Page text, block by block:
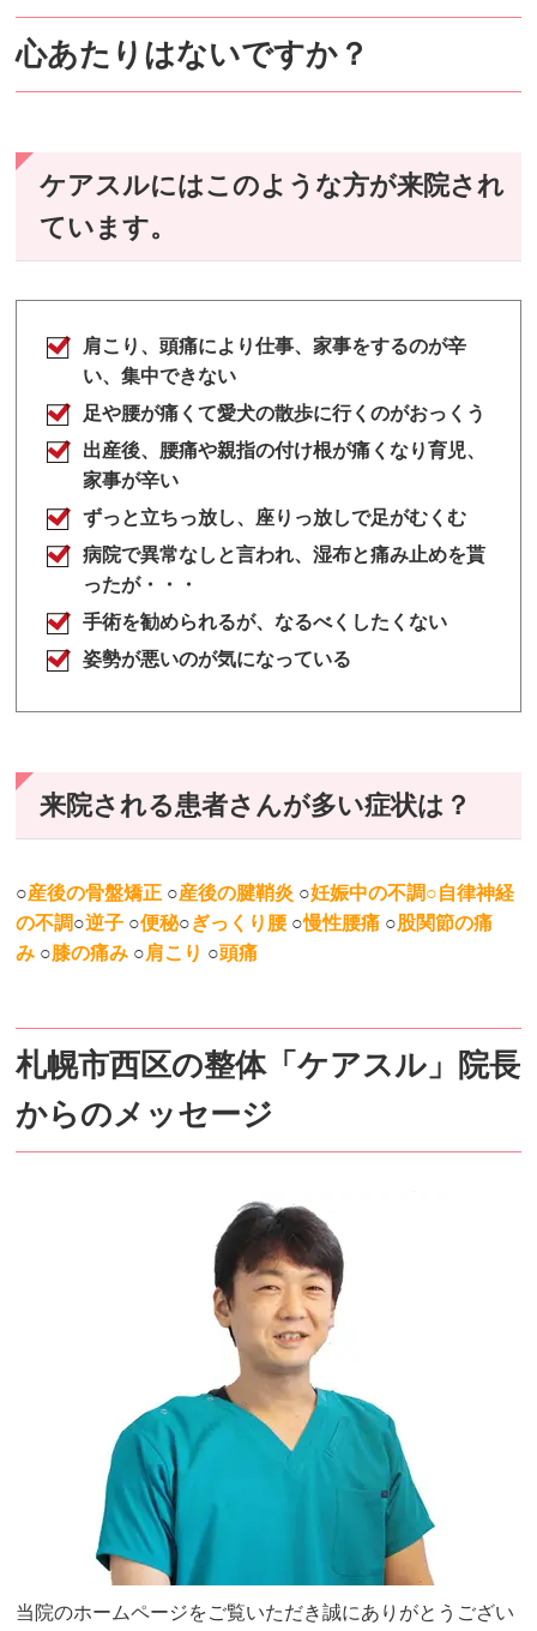
心あたりはないですか？
ケアスルにはこのような方が来院され
ています。
肩こり、頭痛により仕事、家事をするのが辛
い、集中できない
足や腰が痛くて愛犬の散歩に行くのがおっくう
出産後、腰痛や親指の付け根が痛くなり育児、
家事が辛い
ずっと立ちっ放し、座りっ放しで足がむくむ
病院で異常なしと言われ、湿布と痛み止めを貰
ったが・・・
手術を勧められるが、なるべくしたくない
姿勢が悪いのが気になっている
来院される患者さんが多い症状は？
○産後の骨盤矯正 ○産後の腱鞘炎 ○妊娠中の不調○自律神経
の不調○逆子 ○便秘○ぎっくり腰 ○慢性腰痛 ○股関節の痛
み ○膝の痛み ○肩こり ○頭痛
札幌市西区の整体「ケアスル」院長
からのメッセージ
当院のホームページをご覧いただき誠にありがとうござい